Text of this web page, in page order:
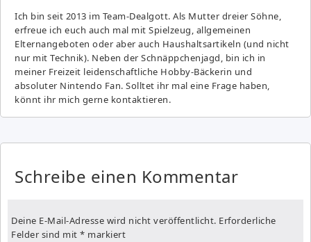
Ich bin seit 2013 im Team-Dealgott. Als Mutter dreier Söhne,
erfreue ich euch auch mal mit Spielzeug, allgemeinen
Elternangeboten oder aber auch Haushaltsartikeln (und nicht
nur mit Technik). Neben der Schnäppchenjagd, bin ich in
meiner Freizeit leidenschaftliche Hobby-Bäckerin und
absoluter Nintendo Fan. Solltet ihr mal eine Frage haben,
könnt ihr mich gerne kontaktieren.
Schreibe einen Kommentar
Deine E-Mail-Adresse wird nicht veröffentlicht. Erforderliche
Felder sind mit * markiert